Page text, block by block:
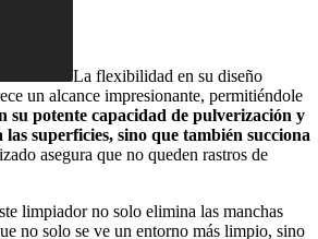
La flexibilidad en su diseño
un alcance impresionante, permitiéndole
su potente capacidad de pulverización y
superficies, sino que también succiona
asegura que no queden rastros de
limpiador no solo elimina las manchas
no solo se ve un entorno más limpio, sino